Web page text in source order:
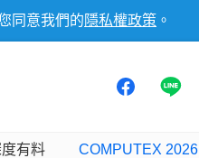
同意我們的 隱私權政策 。
有料 COMPUTEX 2026